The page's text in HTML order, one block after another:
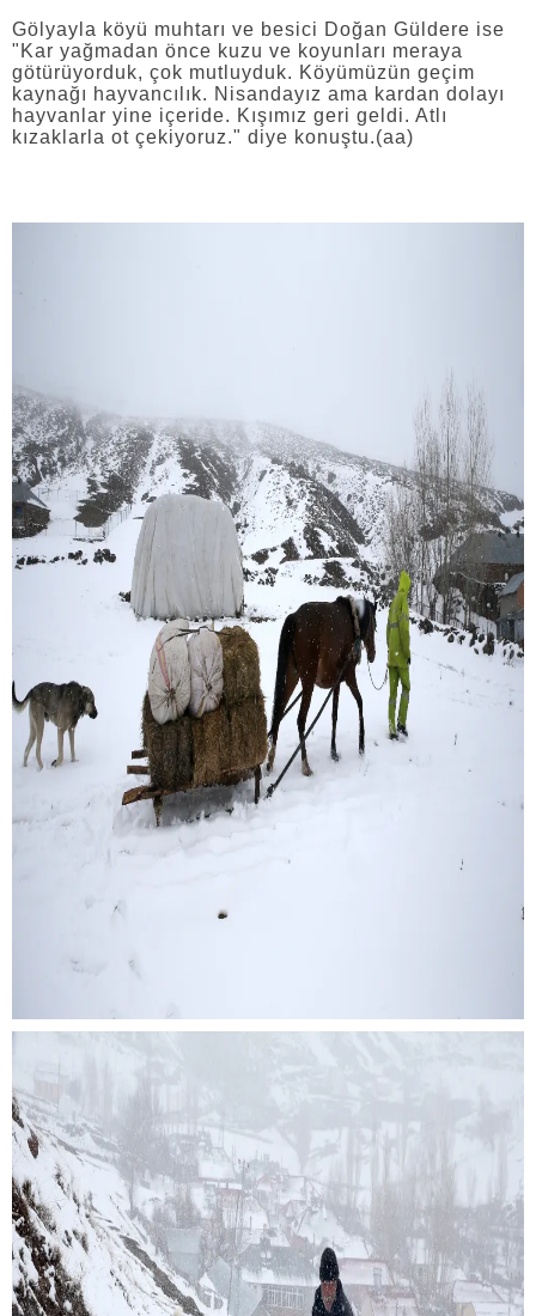
Gölyayla köyü muhtarı ve besici Doğan Güldere ise
"Kar yağmadan önce kuzu ve koyunları meraya
götürüyorduk, çok mutluyduk. Köyümüzün geçim
kaynağı hayvancılık. Nisandayız ama kardan dolayı
hayvanlar yine içeride. Kışımız geri geldi. Atlı
kızaklarla ot çekiyoruz." diye konuştu.(aa)